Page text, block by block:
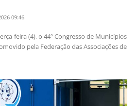
09:46
feira (4), o 44º Congresso de Municípios
pela Federação das Associações de